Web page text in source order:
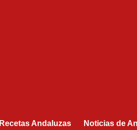
Recetas Andaluzas Noticias de